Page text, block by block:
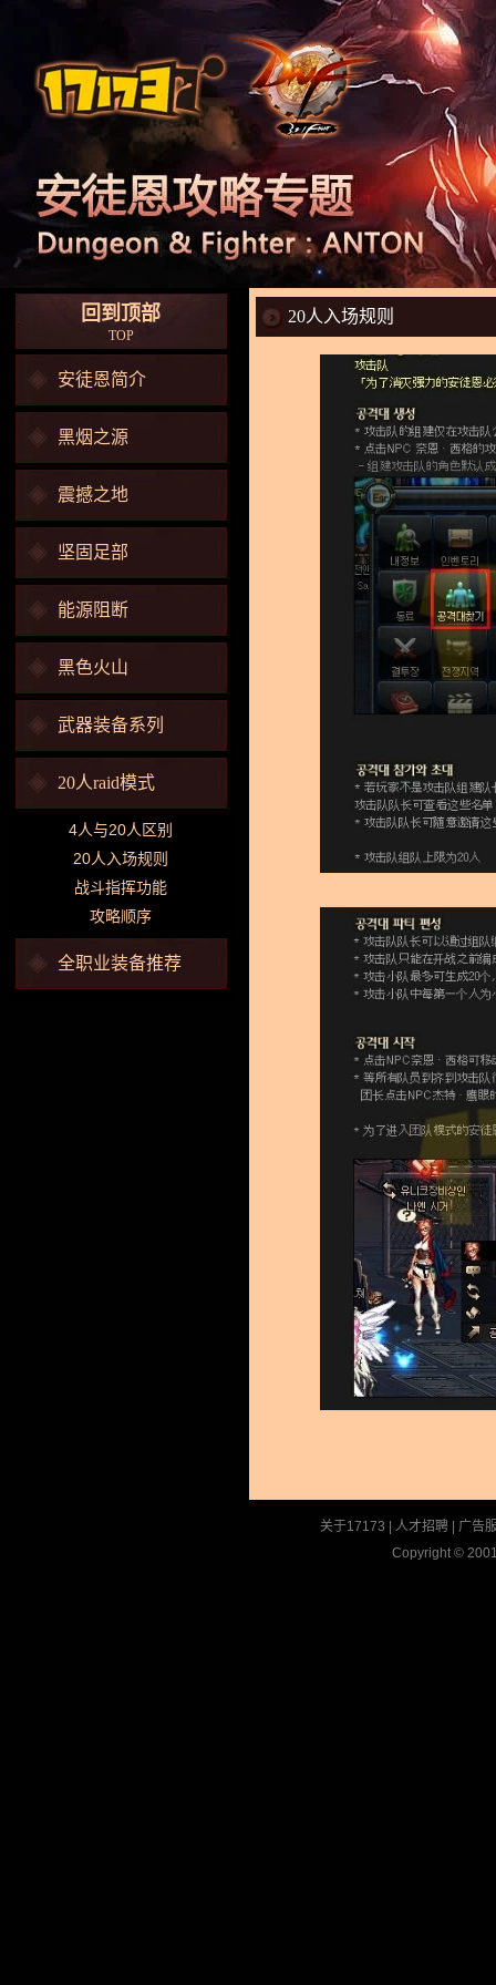
回到顶部
TOP
安徒恩简介
黑烟之源
震撼之地
坚固足部
能源阻断
黑色火山
武器装备系列
20人raid模式
4人与20人区别
20人入场规则
战斗指挥功能
攻略顺序
全职业装备推荐
20人入场规则
关于17173 | 人才招聘 | 广告
Copyright ©